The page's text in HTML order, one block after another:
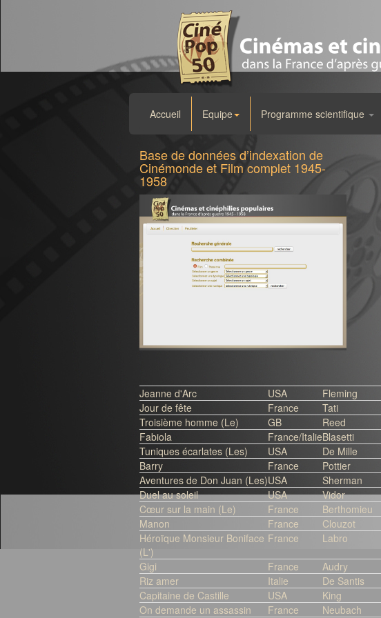
Accueil Equipe Programme scientifique
Base de données d’indexation de
Cinémonde et Film complet 1945-
1958
Jeanne d'Arc USA Fleming
Jour de fête
France Tati
Troisième homme (Le)
GB Reed
Fabiola
France/ItalieBlasetti
Tuniques écarlates (Les)
USA De Mille
Barry
France Pottier
Aventures de Don Juan (Les)USA Sherman
Duel au soleil
USA Vidor
Cœur sur la main (Le)
France Berthomieu
Manon
France Clouzot
Héroïque Monsieur Boniface
(L')
France Labro
Gigi France Audry
Riz amer
Italie De Santis
Capitaine de Castille
USA King
On demande un assassin
France Neubach